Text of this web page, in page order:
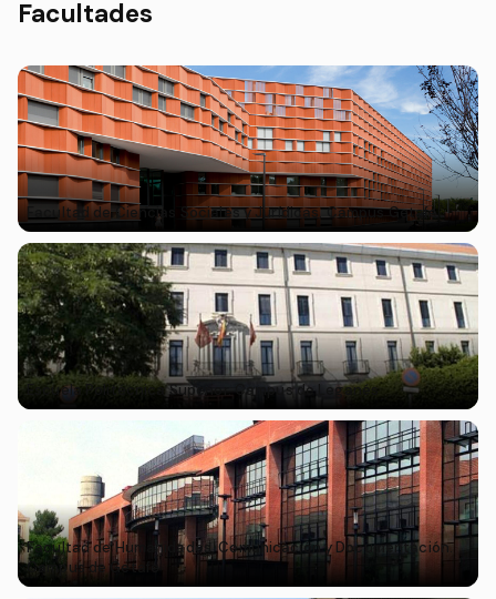
Facultades
Facultad de Ciencias Sociales y Jurídicas. Campus Getafe
Escuela Politécnica Superior. Campus de Leganés
Facultad de Humanidades, Comunicación y Documentación.
Campus de Getafe